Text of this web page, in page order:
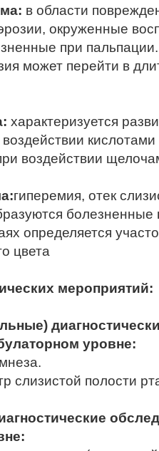
в области
окруженные
при
может перейти в
характеризуется
воздействии
гиперемия, отек
определяется
цвета
мероприятий:
уровне:
слизистой полости